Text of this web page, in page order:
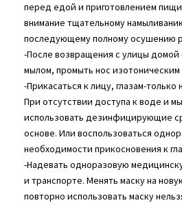
перед едой и приготовлением
внимание тщательному
последующему полному осушению
-После возвращения с улицы домой
мылом, промыть нос изотоническим
-Прикасаться к лицу, глазам-
При отсутствии доступа к воде и
использовать дезинфицирующие
основе. Или воспользоваться
необходимости прикосновения к
-Надевать одноразовую
и транспорте. Менять маску на
повторно использовать маску